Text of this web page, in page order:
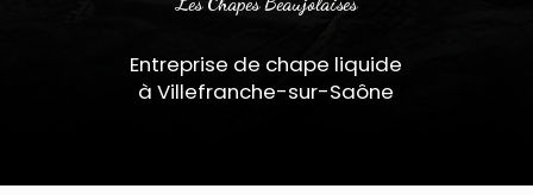
Entreprise de chape liquide
à Villefranche-sur-Saône